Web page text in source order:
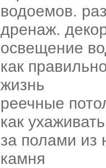
водоемов.
дренаж.
освещение
как
жизнь
реечные
как
за полами из
камня